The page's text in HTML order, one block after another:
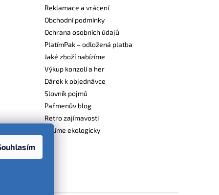
Reklamace a vrácení
Obchodní podmínky
Ochrana osobních údajů
PlatímPak – odložená platba
Jaké zboží nabízíme
Výkup konzolí a her
Dárek k objednávce
Slovník pojmů
Pařmenův blog
Retro zajímavosti
Balíme ekologicky